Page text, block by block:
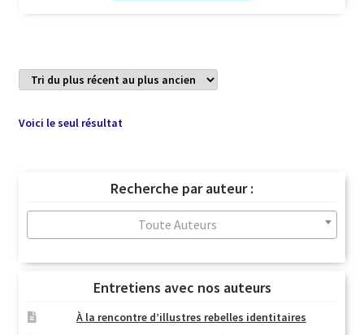
Voici le seul résultat
Recherche par auteur :
Toute Auteurs
Entretiens avec nos auteurs
À la rencontre d’illustres rebelles identitaires